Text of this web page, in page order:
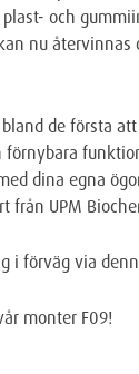
och
nu återvinnas
de första
förnybara
dina egna
från UPM
i förväg via
monter F09!